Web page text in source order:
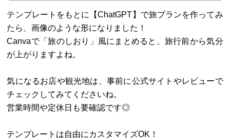
テンプレートをもとに【ChatGPT】で旅プランを作ってみ
たら、画像のような形になりました！
Canvaで「旅のしおり」風にまとめると、旅行前から気分
が上がりますよね。
気になるお店や観光地は、事前に公式サイトやレビューで
チェックしてみてくださいね。
営業時間や定休日も要確認です◎
テンプレートは自由にカスタマイズOK！